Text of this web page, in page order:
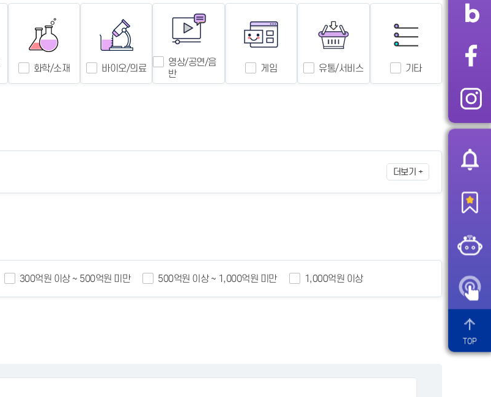
TOP
화학/소재 바이오/의료
영상/공연/음
반
게임 유통/서비스 기타
더보기 +
300억원 이상 ~ 500억원 미만 500억원 이상 ~ 1,000억원 미만 1,000억원 이상